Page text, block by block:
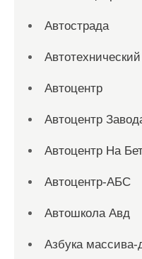
Автострада
Автоцентр
Автоцентр
Автоцентр На
Автоцентр-АБС
Автошкола Авд
Азбука